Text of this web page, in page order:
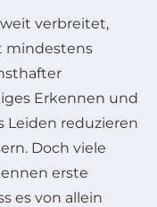
verbreitet,
mindestens
Erkennen und
Leiden reduzieren
Doch viele
erste
es von allein